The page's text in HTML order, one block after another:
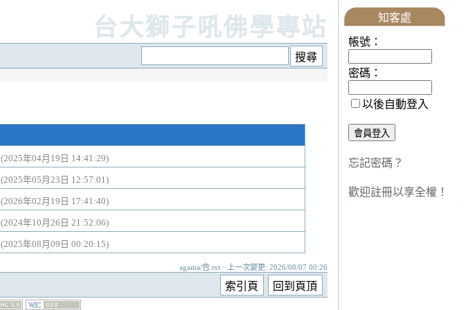
台大獅子吼佛學專站
(2025年04月19日 14:41:29)
(2025年05月23日 12:57:01)
(2026年02月19日 17:41:40)
(2024年10月26日 21:52:06)
(2025年08月09日 00:20:15)
agama/呰.txt · 上一次變更: 2026/08/07 00:26
知客處
帳號：
密碼：
以後自動登入
忘記密碼？
歡迎註冊以享全權！